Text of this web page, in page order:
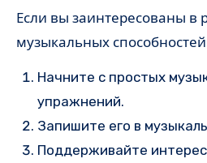
Если вы заинтересованы в
музыкальных
Начните с простых
упражнений.
Запишите его в
Поддерживайте